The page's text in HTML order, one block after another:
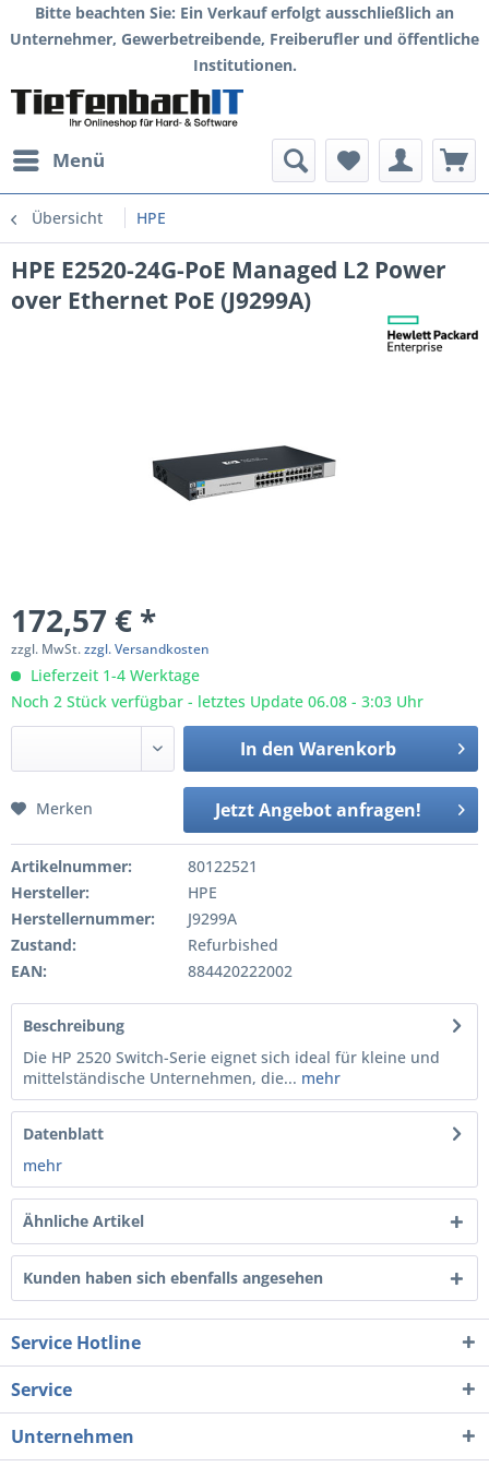
Bitte beachten Sie: Ein Verkauf erfolgt ausschließlich an
Unternehmer, Gewerbetreibende, Freiberufler und öffentliche
Institutionen.
Menü
Übersicht HPE
HPE E2520-24G-PoE Managed L2 Power
over Ethernet PoE (J9299A)
172,57 € *
zzgl. MwSt.zzgl. Versandkosten
Lieferzeit 1-4 Werktage
Noch 2 Stück verfügbar - letztes Update 06.08 - 3:03 Uhr
In den Warenkorb
Jetzt Angebot anfragen!
Merken
Artikelnummer:
80122521
Hersteller:
HPE
Herstellernummer:
J9299A
Zustand:
Refurbished
EAN:
884420222002
Beschreibung
Die HP 2520 Switch-Serie eignet sich ideal für kleine und
mittelständische Unternehmen, die... mehr
Datenblatt
mehr
Ähnliche Artikel
Kunden haben sich ebenfalls angesehen
Service Hotline
Service
Unternehmen